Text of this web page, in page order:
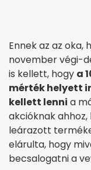
Ennek az az
november végi-
is kellett, hogy a
mérték helyett
kellett lenni a
akcióknak
leárazott
elárulta, hogy
becsalogatni a